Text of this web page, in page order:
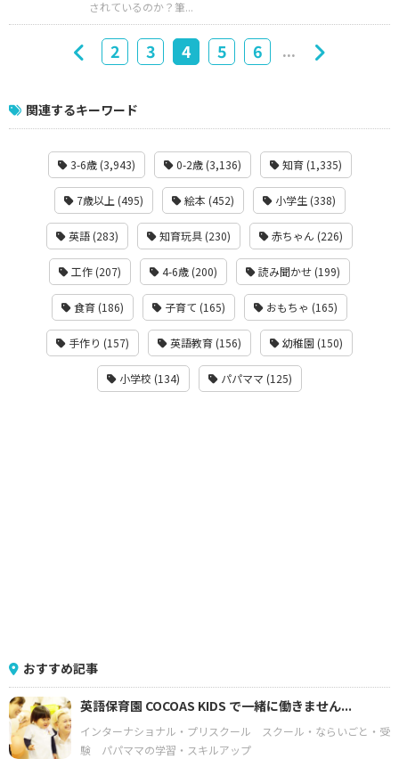
されているのか？筆...
2 3 4 5 6 ...
関連するキーワード
3-6歳 (3,943) 0-2歳 (3,136) 知育 (1,335)
7歳以上 (495) 絵本 (452) 小学生 (338)
英語 (283) 知育玩具 (230) 赤ちゃん (226)
工作 (207) 4-6歳 (200) 読み聞かせ (199)
食育 (186) 子育て (165) おもちゃ (165)
手作り (157) 英語教育 (156) 幼稚園 (150)
小学校 (134) パパママ (125)
おすすめ記事
英語保育園 COCOAS KIDS で一緒に働きません...
インターナショナル・プリスクール
スクール・ならいごと・受
験
パパママの学習・スキルアップ